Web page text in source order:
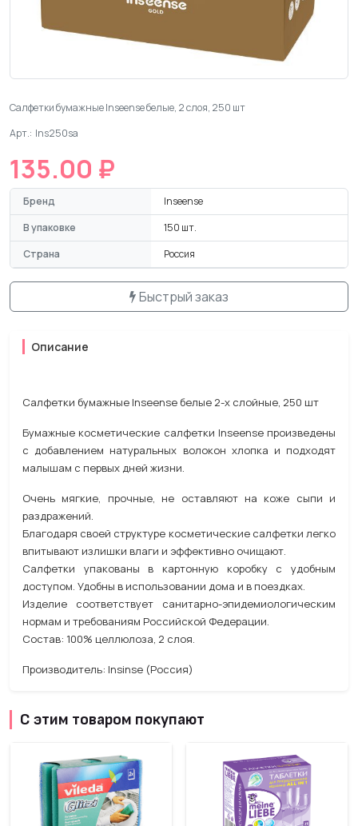
Салфетки бумажные Inseense белые, 2 слоя, 250 шт
Арт.: Ins250sa
135.00 ₽
Бренд
Inseense
В упаковке
150 шт.
Страна
Россия
Быстрый заказ
Описание
Салфетки бумажные Inseense белые 2-х слойные, 250 шт
Бумажные косметические салфетки Inseense произведены
с добавлением натуральных волокон хлопка и подходят
малышам с первых дней жизни.
Очень мягкие, прочные, не оставляют на коже сыпи и
раздражений.
Благодаря своей структуре косметические салфетки легко
впитывают излишки влаги и эффективно очищают.
Салфетки упакованы в картонную коробку с удобным
доступом. Удобны в использовании дома и в поездках.
Изделие соответствует санитарно-эпидемиологическим
нормам и требованиям Российской Федерации.
Состав: 100% целлюлоза, 2 слоя.
Производитель: Insinse (Россия)
С этим товаром покупают